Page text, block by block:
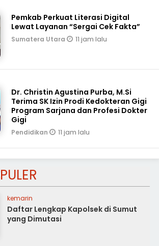
Pemkab Perkuat Literasi Digital
Lewat Layanan “Sergai Cek Fakta”
Sumatera Utara 11 jam lalu
Dr. Christin Agustina Purba, M.Si
Terima SK Izin Prodi Kedokteran Gigi
Program Sarjana dan Profesi Dokter
Gigi
Pendidikan 11 jam lalu
kemarin
Daftar Lengkap Kapolsek di Sumut
yang Dimutasi